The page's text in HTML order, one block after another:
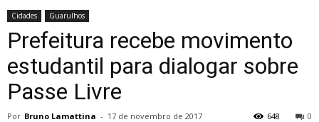
Cidades Guarulhos
Prefeitura recebe movimento
estudantil para dialogar sobre
Passe Livre
Por Bruno Lamattina - 17 de novembro de 2017 0
648